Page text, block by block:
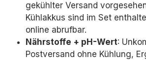
gekühlter Versand
Kühlakkus sind im Set
online abrufbar.
Nährstoffe + pH-Wert:
Postversand ohne Kühlung,